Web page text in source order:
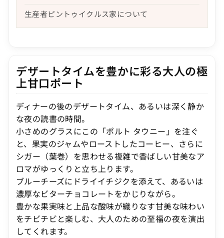
生産者ピントゥイクルス家について
デザートタイムを豊かに彩る大人の極
上甘口ポート
ディナーの後のデザートタイム、あるいは深く静か
な夜の読書の時間。
小さめのグラスにこの「ポルト タウニー」を注ぐ
と、果実のジャムやローストしたコーヒー、さらに
シガー（葉巻）を思わせる複雑で香ばしい甘美なア
ロマがゆっくりと立ち上ります。
ブルーチーズにドライイチジクを添えて、あるいは
濃厚なビターチョコレートをかじりながら。
豊かな果実味と上品な酸味が織りなす甘美な味わい
をチビチビと楽しむ、大人のための至福の夜を演出
してくれます。